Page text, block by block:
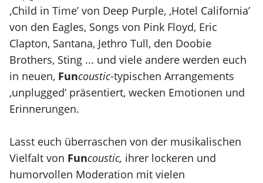
‚Child in Time’ von Deep Purple, ‚Hotel California’
von den Eagles, Songs von Pink Floyd, Eric
Clapton, Santana, Jethro Tull, den Doobie
Brothers, Sting ... und viele andere werden euch
in neuen, Funcoustic-typischen Arrangements
‚unplugged’ präsentiert, wecken Emotionen und
Erinnerungen.
Lasst euch überraschen von der musikalischen
Vielfalt von Funcoustic, ihrer lockeren und
humorvollen Moderation mit vielen